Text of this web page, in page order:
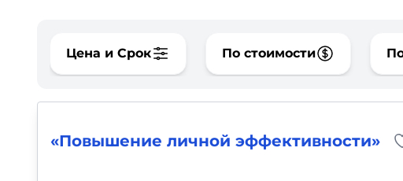
Цена и Срок По стоимости
«Повышение личной эффективности»
Видео, фото, аудио